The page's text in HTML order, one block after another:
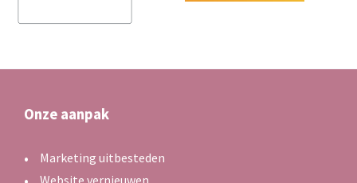
Onze aanpak
Marketing uitbesteden
Website vernieuwen